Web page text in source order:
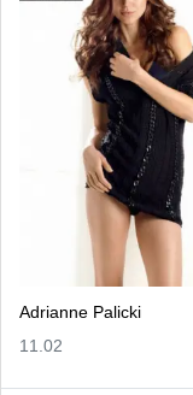
Adrianne Palicki
등록일
11.02